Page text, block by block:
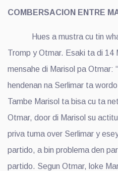
COMBERSACION ENTRE
Hues a mustra cu tin
Tromp y Otmar. Esaki ta di 14
mensahe di Marisol pa Otmar:
hendenan na Serlimar ta
Tambe Marisol ta bisa cu ta
Otmar, door di Marisol su
priva tuma over Serlimar y
partido, a bin problema den
partido. Segun Otmar, loke